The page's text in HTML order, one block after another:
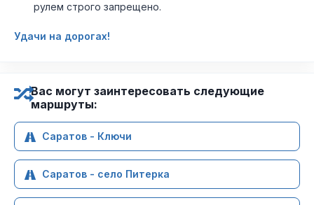
рулем строго запрещено.
Удачи на дорогах!
Вас могут заинтересовать следующие
маршруты:
Саратов - Ключи
Саратов - село Питерка